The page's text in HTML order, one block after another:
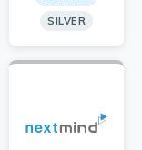
SILVER